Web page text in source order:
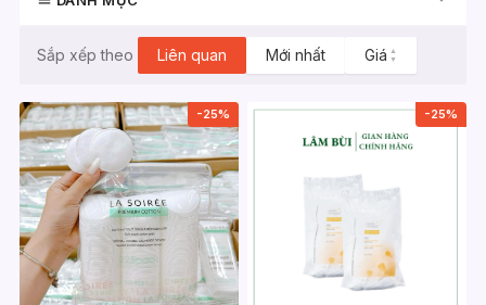
Sắp xếp theo Liên quan Mới nhất Giá ▲
▼
-25% -25%